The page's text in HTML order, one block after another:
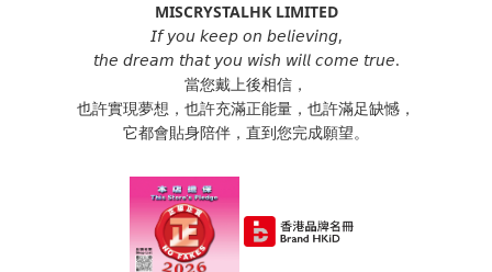
MISCRYSTALHK LIMITED
𝘐𝘧 𝘺𝘰𝘶 𝘬𝘦𝘦𝘱 𝘰𝘯 𝘣𝘦𝘭𝘪𝘦𝘷𝘪𝘯𝘨,
𝘵𝘩𝘦 𝘥𝘳𝘦𝘢𝘮 𝘵𝘩𝘢𝘵 𝘺𝘰𝘶 𝘸𝘪𝘴𝘩 𝘸𝘪𝘭𝘭 𝘤𝘰𝘮𝘦 𝘵𝘳𝘶𝘦.
當您戴上後相信，
也許實現夢想，也許充滿正能量，也許滿足缺憾，
它都會貼身陪伴，直到您完成願望。